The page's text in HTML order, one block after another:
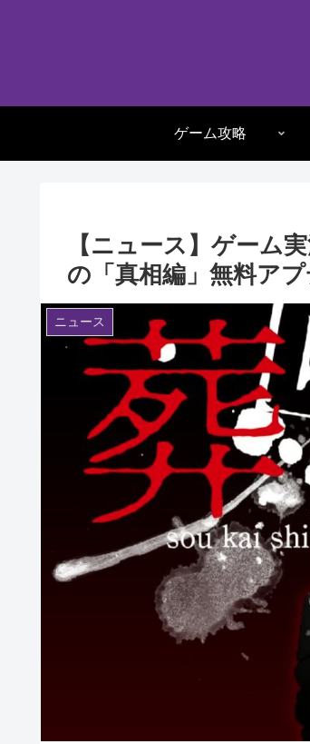
ゲーム攻略
【ニュース】ゲーム
の「真相編」無料ア
ニュース